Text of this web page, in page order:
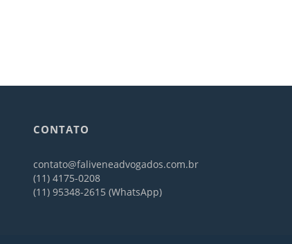
CONTATO
contato@faliveneadvogados.com.br
(11) 4175-0208
(11) 95348-2615 (WhatsApp)